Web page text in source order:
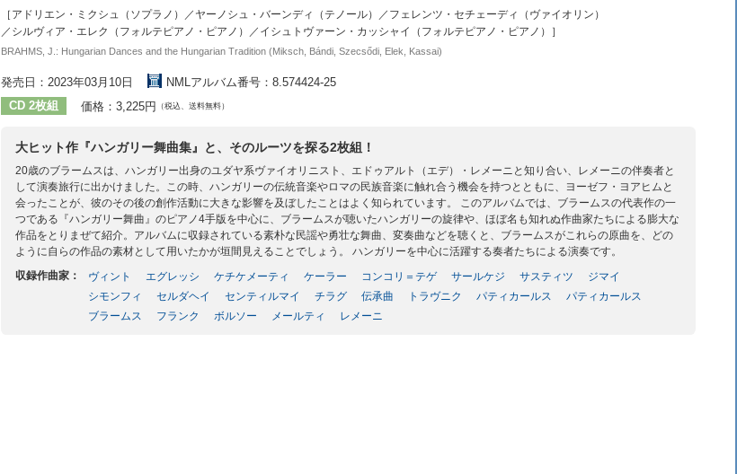
［アドリエン・ミクシュ（ソプラノ）／ヤーノシュ・バーンディ（テノール）／フェレンツ・セチェーディ（ヴァイオリン）
／シルヴィア・エレク（フォルテピアノ・ピアノ）／イシュトヴァーン・カッシャイ（フォルテピアノ・ピアノ）］
BRAHMS, J.: Hungarian Dances and the Hungarian Tradition (Miksch, Bándi, Szecsődi, Elek, Kassai)
発売日：2023年03月10日
NMLアルバム番号：8.574424-25
CD 2枚組
価格：3,225円 （税込、送料無料）
大ヒット作『ハンガリー舞曲集』と、そのルーツを探る2枚組！
20歳のブラームスは、ハンガリー出身のユダヤ系ヴァイオリニスト、エドゥアルト（エデ）・レメーニと知り合い、レメーニの伴奏者と
して演奏旅行に出かけました。この時、ハンガリーの伝統音楽やロマの民族音楽に触れ合う機会を持つとともに、ヨーゼフ・ヨアヒムと
会ったことが、彼のその後の創作活動に大きな影響を及ぼしたことはよく知られています。 このアルバムでは、ブラームスの代表作の一
つである『ハンガリー舞曲』のピアノ4手版を中心に、ブラームスが聴いたハンガリーの旋律や、ほぼ名も知れぬ作曲家たちによる膨大な
作品をとりまぜて紹介。アルバムに収録されている素朴な民謡や勇壮な舞曲、変奏曲などを聴くと、ブラームスがこれらの原曲を、どの
ように自らの作品の素材として用いたかが垣間見えることでしょう。 ハンガリーを中心に活躍する奏者たちによる演奏です。
収録作曲家：
ヴィント エグレッシ ケチケメーティ ケーラー コンコリ＝テゲ サールケジ サスティツ
ジマイ
シモンフィ
セルダヘイ センティルマイ チラグ 伝承曲 トラヴニク パティカールス
パティカールス
ブラームス
フランク ボルソー メールティ レメーニ